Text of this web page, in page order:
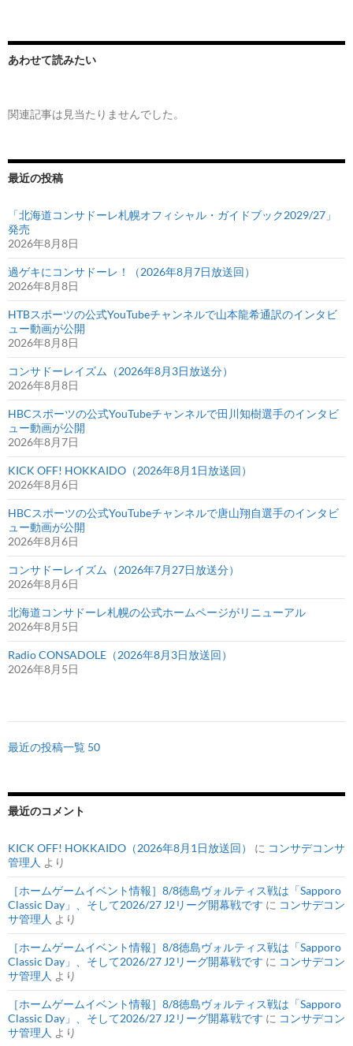
あわせて読みたい
関連記事は見当たりませんでした。
最近の投稿
「北海道コンサドーレ札幌オフィシャル・ガイドブック2029/27」
発売
2026年8月8日
過ゲキにコンサドーレ！（2026年8月7日放送回）
2026年8月8日
HTBスポーツの公式YouTubeチャンネルで山本龍希通訳のインタビ
ュー動画が公開
2026年8月8日
コンサドーレイズム（2026年8月3日放送分）
2026年8月8日
HBCスポーツの公式YouTubeチャンネルで田川知樹選手のインタビ
ュー動画が公開
2026年8月7日
KICK OFF! HOKKAIDO（2026年8月1日放送回）
2026年8月6日
HBCスポーツの公式YouTubeチャンネルで唐山翔自選手のインタビ
ュー動画が公開
2026年8月6日
コンサドーレイズム（2026年7月27日放送分）
2026年8月6日
北海道コンサドーレ札幌の公式ホームページがリニューアル
2026年8月5日
Radio CONSADOLE（2026年8月3日放送回）
2026年8月5日
最近の投稿一覧 50
最近のコメント
KICK OFF! HOKKAIDO（2026年8月1日放送回） に コンサデコンサ
管理人 より
［ホームゲームイベント情報］8/8徳島ヴォルティス戦は「Sapporo
Classic Day」、そして2026/27 J2リーグ開幕戦です に コンサデコン
サ管理人 より
［ホームゲームイベント情報］8/8徳島ヴォルティス戦は「Sapporo
Classic Day」、そして2026/27 J2リーグ開幕戦です に コンサデコン
サ管理人 より
［ホームゲームイベント情報］8/8徳島ヴォルティス戦は「Sapporo
Classic Day」、そして2026/27 J2リーグ開幕戦です に コンサデコン
サ管理人 より